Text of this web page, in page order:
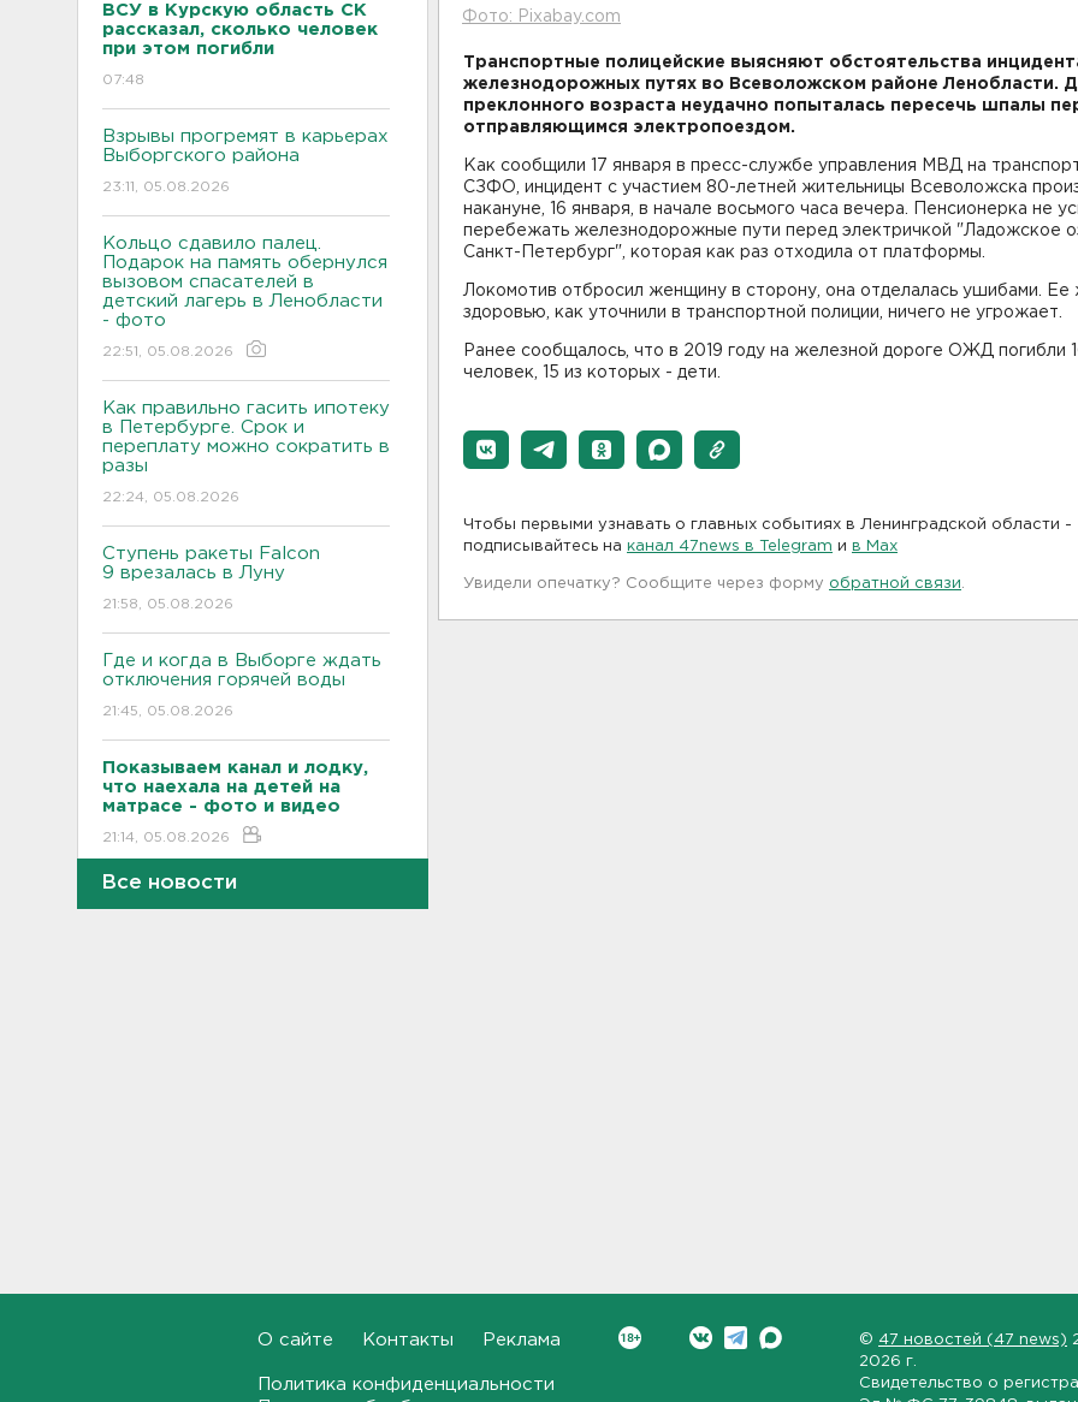
ВСУ в Курскую область СК
рассказал, сколько человек
при этом погибли
07:48
Взрывы прогремят в карьерах
Выборгского района
23:11, 05.08.2026
Кольцо сдавило палец.
Подарок на память обернулся
вызовом спасателей в
детский лагерь в Ленобласти
- фото
22:51, 05.08.2026
Как правильно гасить ипотеку
в Петербурге. Срок и
переплату можно сократить в
разы
22:24, 05.08.2026
Ступень ракеты Falcon
9 врезалась в Луну
21:58, 05.08.2026
Где и когда в Выборге ждать
отключения горячей воды
21:45, 05.08.2026
Показываем канал и лодку,
что наехала на детей на
матрасе - фото и видео
21:14, 05.08.2026
Не путать с черникой.
Ядовитый вороний глаз
Почему пробелы в памяти —
раскрыла психолог
Все новости
Фото: Pixabay.com
Транспортные полицейские выясняют обстоятельства
железнодорожных путях во Всеволожском районе Ленобласти.
преклонного возраста неудачно попыталась пересечь шпалы
отправляющимся электропоездом.
Как сообщили 17 января в пресс-службе управления МВД на
СЗФО, инцидент с участием 80-летней жительницы Всеволожска
накануне, 16 января, в начале восьмого часа вечера. Пенсионерка не
перебежать железнодорожные пути перед электричкой "Ладожское
Санкт-Петербург", которая как раз отходила от платформы.
Локомотив отбросил женщину в сторону, она отделалась ушибами. Ее
здоровью, как уточнили в транспортной полиции, ничего не угрожает.
Ранее сообщалось, что в 2019 году на железной дороге ОЖД погибли
человек, 15 из которых - дети.
Чтобы первыми узнавать о главных событиях в Ленинградской области -
подписывайтесь на канал 47news в Telegram и в Maх
Увидели опечатку? Сообщите через форму обратной связи
О сайте Контакты Реклама
Политика конфиденциальности
© 47 новостей (47 news)
2026 г.
Свидетельство о